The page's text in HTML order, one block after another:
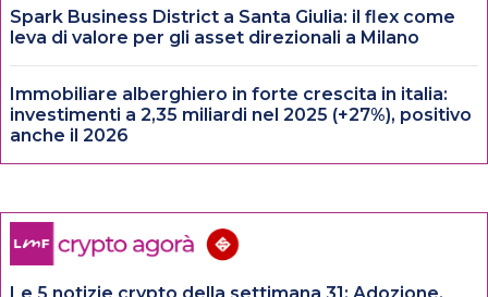
Spark Business District a Santa Giulia: il flex come
leva di valore per gli asset direzionali a Milano
Immobiliare alberghiero in forte crescita in italia:
investimenti a 2,35 miliardi nel 2025 (+27%), positivo
anche il 2026
Le 5 notizie crypto della settimana 31: Adozione,